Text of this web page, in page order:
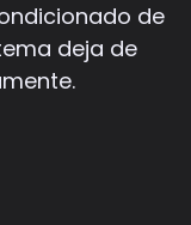
de
deja de